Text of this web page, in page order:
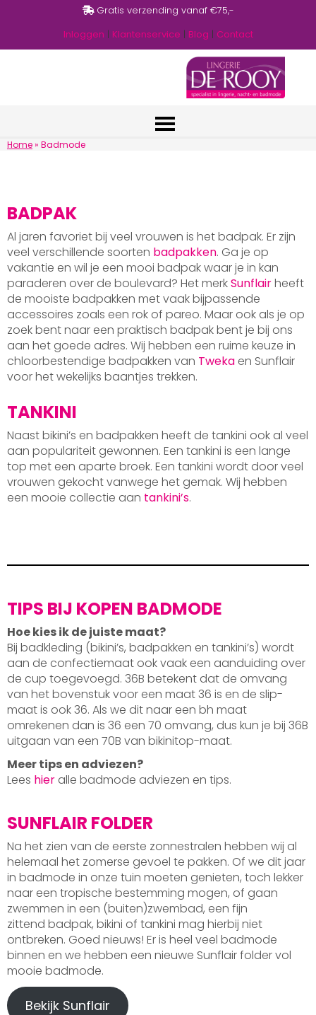
Gratis verzending vanaf €75,-
Inloggen | Klantenservice | Blog | Contact
Home» Badmode
BADPAK
Al jaren favoriet bij veel vrouwen is het badpak. Er zijn
veel verschillende soorten badpakken. Ga je op
vakantie en wil je een mooi badpak waar je in kan
paraderen over de boulevard? Het merkSunflairheeft
de mooiste badpakken met vaak bijpassende
accessoires zoals een rok of pareo. Maar ook als je op
zoek bent naar een praktisch badpak bent je bij ons
aan het goede adres. Wij hebben een ruime keuze in
chloorbestendige badpakken van Tweka en Sunflair
voor het wekelijks baantjes trekken.
TANKINI
Naast bikini’s en badpakken heeft de tankini ook al veel
aan populariteit gewonnen. Een tankini is een lange
top met een aparte broek. Een tankini wordt door veel
vrouwen gekocht vanwege het gemak. Wij hebben
een mooie collectie aan tankini’s.
TIPS BIJ KOPEN BADMODE
Hoe kies ik de juiste maat?
Bij badkleding (bikini’s, badpakken en tankini’s) wordt
aan de confectiemaat ook vaak een aanduiding over
de cup toegevoegd. 36B betekent dat de omvang
van het bovenstuk voor een maat 36 is en de slip-
maat is ook 36. Als we dit naar een bh maat
omrekenen dan is 36 een 70 omvang, dus kun je bij 36B
uitgaan van een 70B van bikinitop-maat.
Meer tips en adviezen?
Lees hier alle badmode adviezen en tips.
SUNFLAIR FOLDER
Na het zien van de eerste zonnestralen hebben wij al
helemaal het zomerse gevoel te pakken. Of we dit jaar
in badmode in onze tuin moeten genieten, toch lekker
naar een tropische bestemming mogen, of gaan
zwemmen in een (buiten)zwembad, een fijn
zittend badpak, bikini of tankini mag hierbij niet
ontbreken. Goed nieuws! Er is heel veel badmode
binnen en we hebben een nieuwe Sunflair folder vol
mooie badmode.
Bekijk Sunflair